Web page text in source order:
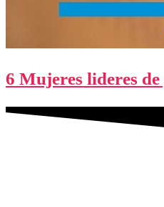
6 Mujeres lideres de